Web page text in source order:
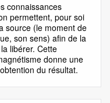
connaissances
permettent, pour soi
source (le moment de
son sens) afin de la
libérer. Cette
donne une
du résultat.